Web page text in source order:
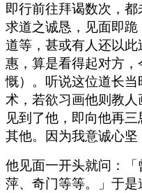
即行前往拜谒数次，
求道之诚恳，见面即
道等，甚或有人还以
惠，算是看得起对方
慨）。听说这位道长当
术，若欲习画他则教
见到了他，即向他再
其他。因为我意诚心坚
他见面一开头就问：
萍、奇门等等。」于是